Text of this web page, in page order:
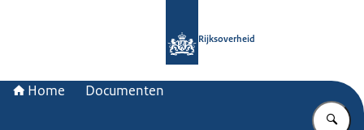
Rijksoverheid
Home Documenten